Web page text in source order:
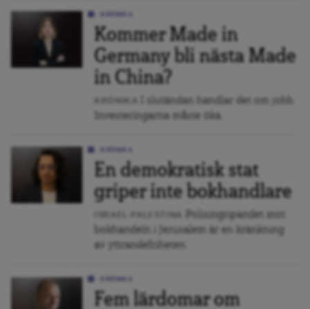
Kommer Made in
Germany bli nästa Made
in China?
I slutändan handlar det om jobb.
Investeringarna måste öka.
En demokratisk stat
griper inte bokhandlare
Polisingripandet mot
bokhandeln i Jerusalem är en kränkning
av yttrandefriheten.
Fem lärdomar om